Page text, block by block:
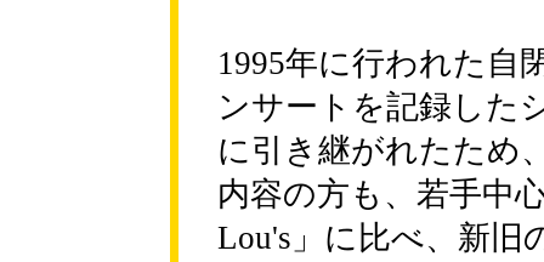
1995年に行われた自
ンサートを記録した
に引き継がれたため
内容の方も、若手中
Lou's」に比べ、新旧